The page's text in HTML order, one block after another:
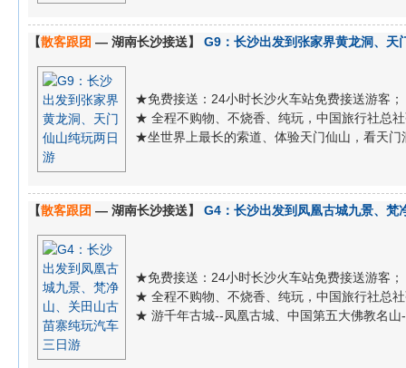
【散客跟团 — 湖南长沙接送】 G9：长沙出发到张家界黄龙洞、天
★免费接送：24小时长沙火车站免费接送游客；
★ 全程不购物、不烧香、纯玩，中国旅行社总
★坐世界上最长的索道、体验天门仙山，看天门
【散客跟团 — 湖南长沙接送】 G4：长沙出发到凤凰古城九景、梵
★免费接送：24小时长沙火车站免费接送游客；
★ 全程不购物、不烧香、纯玩，中国旅行社总
★ 游千年古城--凤凰古城、中国第五大佛教名